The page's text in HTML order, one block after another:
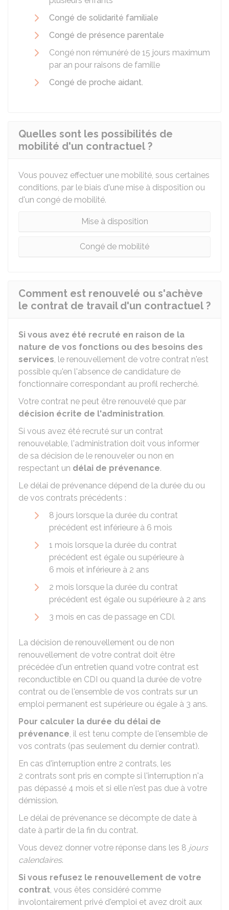
Congé de solidarité familiale
Congé de présence parentale
Congé non rémunéré de 15 jours maximum
par an pour raisons de famille
Congé de proche aidant.
Quelles sont les possibilités de
mobilité d'un contractuel ?
Vous pouvez effectuer une mobilité, sous certaines
conditions, par le biais d'une mise à disposition ou
d'un congé de mobilité.
Mise à disposition
Congé de mobilité
Comment est renouvelé ou s'achève
le contrat de travail d'un contractuel ?
Si vous avez été recruté en raison de la
nature de vos fonctions ou des besoins des
services, le renouvellement de votre contrat n'est
possible qu'en l'absence de candidature de
fonctionnaire correspondant au profil recherché.
Votre contrat ne peut être renouvelé que par
décision écrite de l'administration.
Si vous avez été recruté sur un contrat
renouvelable, l'administration doit vous informer
de sa décision de le renouveler ou non en
respectant un délai de prévenance.
Le délai de prévenance dépend de la durée du ou
de vos contrats précédents :
8 jours lorsque la durée du contrat
précédent est inférieure à 6 mois
1 mois lorsque la durée du contrat
précédent est égale ou supérieure à
6 mois et inférieure à 2 ans
2 mois lorsque la durée du contrat
précédent est égale ou supérieure à 2 ans
3 mois en cas de passage en CDI.
La décision de renouvellement ou de non
renouvellement de votre contrat doit être
précédée d'un entretien quand votre contrat est
reconductible en CDI ou quand la durée de votre
contrat ou de l'ensemble de vos contrats sur un
emploi permanent est supérieure ou égale à 3 ans.
Pour calculer la durée du délai de
prévenance, il est tenu compte de l'ensemble de
vos contrats (pas seulement du dernier contrat).
En cas d'interruption entre 2 contrats, les
2 contrats sont pris en compte si l'interruption n'a
pas dépassé 4 mois et si elle n'est pas due à votre
démission.
Le délai de prévenance se décompte de date à
date à partir de la fin du contrat.
Vous devez donner votre réponse dans les 8 jours
calendaires.
Si vous refusez le renouvellement de votre
contrat, vous êtes considéré comme
involontairement privé d'emploi et avez droit aux